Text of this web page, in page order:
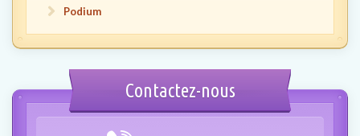
Podium
Contactez-nous